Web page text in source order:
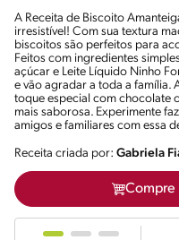
A Receita de Biscoito
irresistível! Com sua textura
biscoitos são perfeitos para
Feitos com ingredientes
açúcar e Leite Líquido Ninho
e vão agradar a toda a família.
toque especial com chocolate
mais saborosa. Experimente
amigos e familiares com essa
Receita criada por: Gabriela
Compre